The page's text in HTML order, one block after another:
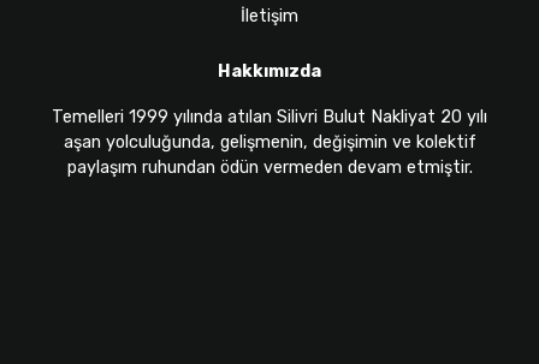
İletişim
Hakkımızda
Temelleri 1999 yılında atılan Silivri Bulut Nakliyat 20 yılı
aşan yolculuğunda, gelişmenin, değişimin ve kolektif
paylaşım ruhundan ödün vermeden devam etmiştir.